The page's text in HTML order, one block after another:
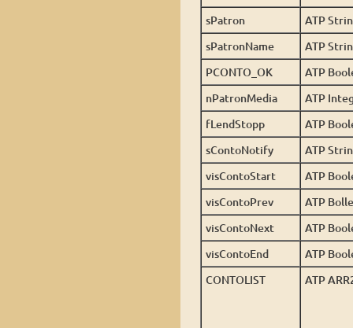
sPatron
ATP
sPatronName
ATP
PCONTO_OK
ATP
nPatronMedia
ATP
fLendStopp
ATP
sContoNotify
ATP
visContoStart
ATP
visContoPrev
ATP
visContoNext
ATP
visContoEnd
ATP
CONTOLIST
ATP